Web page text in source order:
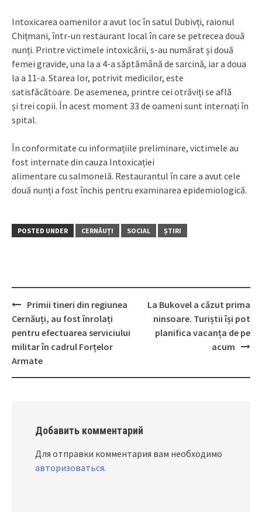
Intoxicarea oamenilor a avut loc în satul Dubivți, raionul
Chițmani, într-un restaurant local în care se petrecea două
nunți. Printre victimele intoxicării, s-au numărat și două
femei gravide, una la a 4-a săptămână de sarcină, iar a doua
la a 11-a. Starea lor, potrivit medicilor, este
satisfăcătoare. De asemenea, printre cei otrăviți se află
și trei copii. În acest moment 33 de oameni sunt internați în
spital.
În conformitate cu informațiile preliminare, victimele au
fost internate din cauza Intoxicației
alimentare cu salmonelă. Restaurantul în care a avut cele
două nunți a fost închis pentru examinarea epidemiologică.
POSTED UNDER CERNĂUȚI SOCIAL ȘTIRI
Post
navigation
Primii tineri din regiunea
Cernăuți, au fost înrolați
pentru efectuarea serviciului
militar în cadrul Forțelor
Armate
La Bukovel a căzut prima
ninsoare. Turiștii își pot
planifica vacanța de pe
acum
Добавить комментарий
Для отправки комментария вам необходимо
авторизоваться.